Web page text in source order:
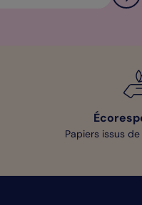
Papiers issus